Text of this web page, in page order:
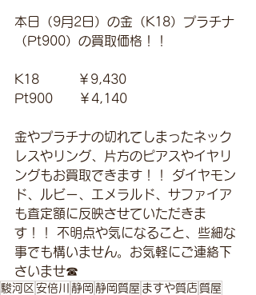
本日（9月2日）の金（K18）プラチナ
（Pt900）の買取価格！！
K18　　　￥9,430
Pt900　　￥4,140
金やプラチナの切れてしまったネック
レスやリング、片方のピアスやイヤリ
ングもお買取できます！！ ダイヤモン
ド、ルビー、エメラルド、サファイア
も査定額に反映させていただきま
す！！ 不明点や気になること、些細な
事でも構いません。お気軽にご連絡下
さいませ☎
駿河区 安倍川 静岡 静岡質屋 ますや質店 質屋